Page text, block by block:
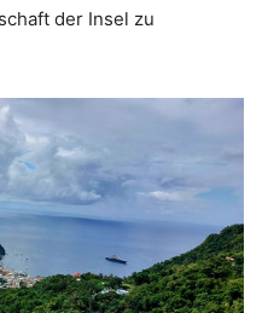
der Insel zu